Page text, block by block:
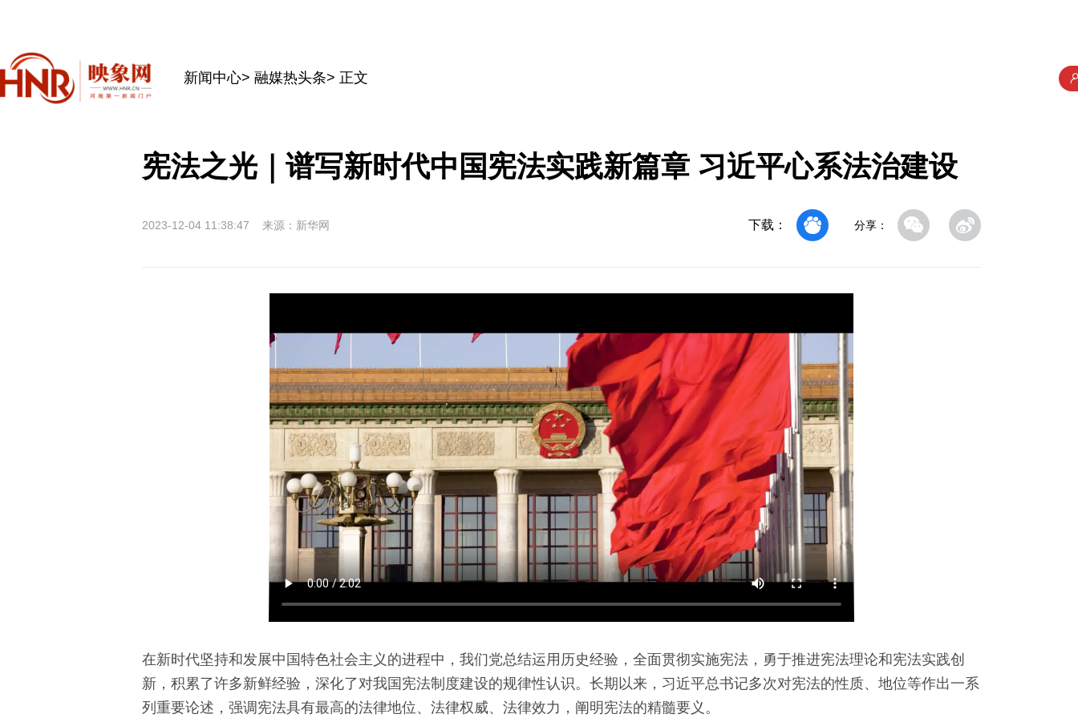
新闻中心> 融媒热头条> 正文
宪法之光｜谱写新时代中国宪法实践新篇章 习近平心系法治建设
2023-12-04 11:38:47 来源：新华网 下载： 分享：
在新时代坚持和发展中国特色社会主义的进程中，我们党总结运用历史经验，全面贯彻实施宪法，勇于推进宪法理论和宪法实践创
新，积累了许多新鲜经验，深化了对我国宪法制度建设的规律性认识。长期以来，习近平总书记多次对宪法的性质、地位等作出一系
列重要论述，强调宪法具有最高的法律地位、法律权威、法律效力，阐明宪法的精髓要义。